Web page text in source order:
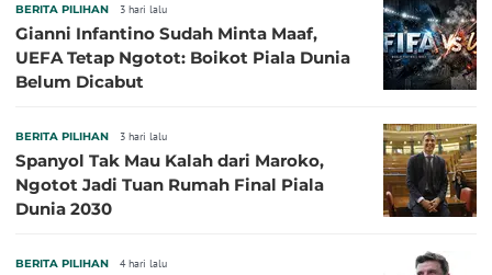
BERITA PILIHAN 3 hari lalu
Gianni Infantino Sudah Minta Maaf,
UEFA Tetap Ngotot: Boikot Piala Dunia
Belum Dicabut
BERITA PILIHAN 3 hari lalu
Spanyol Tak Mau Kalah dari Maroko,
Ngotot Jadi Tuan Rumah Final Piala
Dunia 2030
BERITA PILIHAN 4 hari lalu